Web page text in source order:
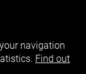
navigation
Find out